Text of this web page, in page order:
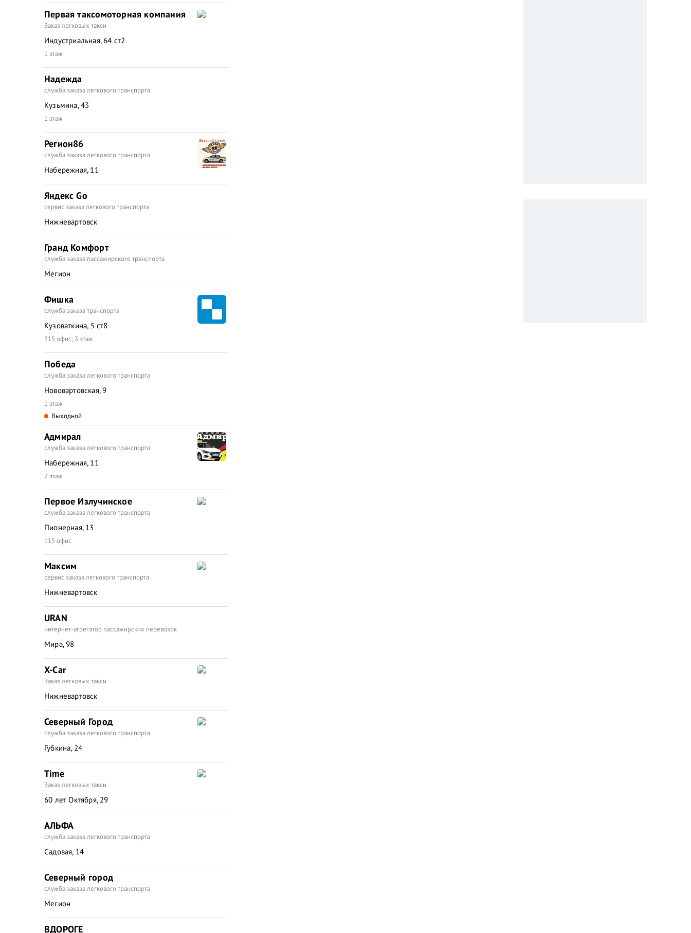
Первая таксомоторная компания
Заказ легковых такси
Индустриальная, 64 ст2
1 этаж
Надежда
служба заказа легкового транспорта
Кузьмина, 43
1 этаж
Регион86
служба заказа легкового транспорта
Набережная, 11
Яндекс Go
сервис заказа легкового транспорта
Нижневартовск
Гранд Комфорт
служба заказа пассажирского транспорта
Мегион
Фишка
служба заказа транспорта
Кузоваткина, 5 ст8
315 офис; 3 этаж
Победа
служба заказа легкового транспорта
Нововартовская, 9
1 этаж
Выходной
Адмирал
служба заказа легкового транспорта
Набережная, 11
2 этаж
Первое Излучинское
служба заказа легкового транспорта
Пионерная, 13
115 офис
Максим
сервис заказа легкового транспорта
Нижневартовск
URAN
интернет-агрегатор пассажирских перевозок
Мира, 98
X-Car
Заказ легковых такси
Нижневартовск
Северный Город
служба заказа легкового транспорта
Губкина, 24
Time
Заказ легковых такси
60 лет Октября, 29
АЛЬФА
служба заказа легкового транспорта
Садовая, 14
Северный город
служба заказа легкового транспорта
Мегион
ВДОРОГЕ